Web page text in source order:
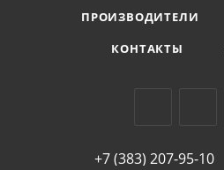
ПРОИЗВОДИТЕЛИ
КОНТАКТЫ
+7 (383) 207-95-10